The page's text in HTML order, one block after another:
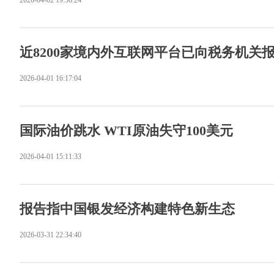
近8200家境内外互联网平台已向税务机关
2026-04-01 16:17:04
国际油价跳水 WTI原油失守100美元
2026-04-01 15:11:33
报告指中国银发经济构建特色新生态
2026-03-31 22:34:40